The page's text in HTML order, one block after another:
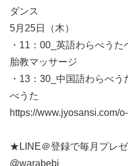
ダンス
5月25日（木）
・11：00_英語わらべう
胎教マッサージ
・13：30_中国語わらべ
べうた
https://www.jyosansi.com/
★LINE＠登録で毎月プレ
@warabebi